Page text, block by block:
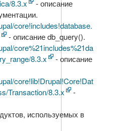
8.3.x
- описание
core!includes!database.
- описание db_query().
core%21includes%21da
8.3.x
- описание
core!lib!Drupal!Core!Dat
Transaction/8.3.x
-
используемых в